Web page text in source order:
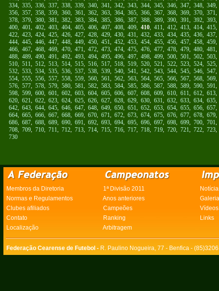
334, 335, 336, 337, 338, 339, 340, 341, 342, 343, 344, 345, 346, 347, 348, 349
356, 357, 358, 359, 360, 361, 362, 363, 364, 365, 366, 367, 368, 369, 370, 371
378, 379, 380, 381, 382, 383, 384, 385, 386, 387, 388, 389, 390, 391, 392, 393
400, 401, 402, 403, 404, 405, 406, 407, 408, 409, 410, 411, 412, 413, 414, 415
422, 423, 424, 425, 426, 427, 428, 429, 430, 431, 432, 433, 434, 435, 436, 437
444, 445, 446, 447, 448, 449, 450, 451, 452, 453, 454, 455, 456, 457, 458, 459
466, 467, 468, 469, 470, 471, 472, 473, 474, 475, 476, 477, 478, 479, 480, 481
488, 489, 490, 491, 492, 493, 494, 495, 496, 497, 498, 499, 500, 501, 502, 503
510, 511, 512, 513, 514, 515, 516, 517, 518, 519, 520, 521, 522, 523, 524, 525
532, 533, 534, 535, 536, 537, 538, 539, 540, 541, 542, 543, 544, 545, 546, 547
554, 555, 556, 557, 558, 559, 560, 561, 562, 563, 564, 565, 566, 567, 568, 569
576, 577, 578, 579, 580, 581, 582, 583, 584, 585, 586, 587, 588, 589, 590, 591
598, 599, 600, 601, 602, 603, 604, 605, 606, 607, 608, 609, 610, 611, 612, 613
620, 621, 622, 623, 624, 625, 626, 627, 628, 629, 630, 631, 632, 633, 634, 635
642, 643, 644, 645, 646, 647, 648, 649, 650, 651, 652, 653, 654, 655, 656, 657
664, 665, 666, 667, 668, 669, 670, 671, 672, 673, 674, 675, 676, 677, 678, 679
686, 687, 688, 689, 690, 691, 692, 693, 694, 695, 696, 697, 698, 699, 700, 701
708, 709, 710, 711, 712, 713, 714, 715, 716, 717, 718, 719, 720, 721, 722, 723
730
Membros da Diretoria 1ª Divisão 2011
Normas e Regulamentos
Anos anteriores
Clubes afiliados
Campeões
Vídeos
Contato
Ranking
Links
Localização
Arbitragem
Federação Cearense de Futebol - R. Paulino Nogueira, 77 - Benfica -